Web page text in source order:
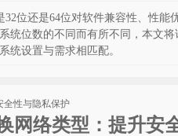
32位还是64位对软件兼容性、性能
统位数的不同而有所不同，本文
统设置与需求相匹配。
网络类型：提升安